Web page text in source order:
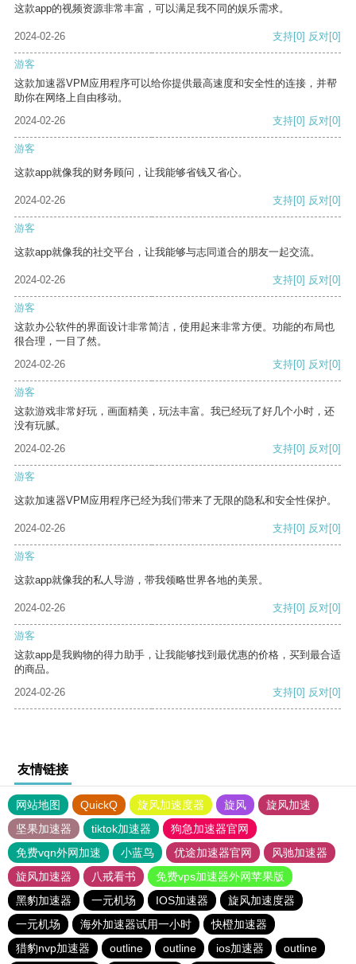
这款app的视频资源非常丰富，可以满足我不同的娱乐需求。
2024-02-26 支持[0] 反对[0]
游客
这款加速器VPM应用程序可以给你提供最高速度和安全性的连接，并帮
助你在网络上自由移动。
2024-02-26
支持[0] 反对[0]
游客
这款app就像我的财务顾问，让我能够省钱又省心。
2024-02-26 支持[0] 反对[0]
游客
这款app就像我的社交平台，让我能够与志同道合的朋友一起交流。
2024-02-26 支持[0] 反对[0]
游客
这款办公软件的界面设计非常简洁，使用起来非常方便。功能的布局也
很合理，一目了然。
2024-02-26
支持[0] 反对[0]
游客
这款游戏非常好玩，画面精美，玩法丰富。我已经玩了好几个小时，还
没有玩腻。
2024-02-26
支持[0] 反对[0]
游客
这款加速器VPM应用程序已经为我们带来了无限的隐私和安全性保护。
2024-02-26 支持[0] 反对[0]
游客
这款app就像我的私人导游，带我领略世界各地的美景。
2024-02-26 支持[0] 反对[0]
游客
这款app是我购物的得力助手，让我能够找到最优惠的价格，买到最合适
的商品。
2024-02-26
支持[0] 反对[0]
友情链接
网站地图 QuickQ 旋风加速度器 旋风
旋风加速
坚果加速器
tiktok加速器
狗急加速器官网
免费vqn外网加速
小蓝鸟 优途加速器官网
风驰加速器
旋风加速器
八戒看书
免费vps加速器外网苹果版
黑豹加速器
一元机场 IOS加速器
旋风加速度器
一元机场
海外加速器试用一小时
快橙加速器
猎豹nvp加速器
outline outline ios加速器 outline